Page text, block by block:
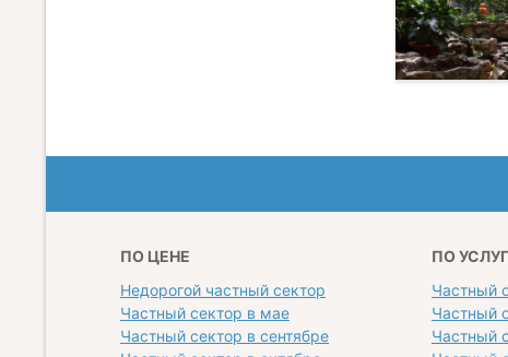
ПО ЦЕНЕ
Недорогой частный сектор
Частный сектор в мае
Частный сектор в сентябре
ПО
Частный
Частный
Частный